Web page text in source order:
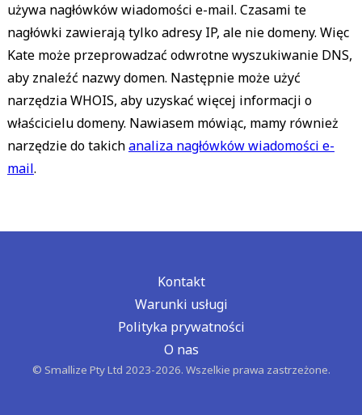
używa nagłówków wiadomości e-mail. Czasami te
nagłówki zawierają tylko adresy IP, ale nie domeny. Więc
Kate może przeprowadzać odwrotne wyszukiwanie DNS,
aby znaleźć nazwy domen. Następnie może użyć
narzędzia WHOIS, aby uzyskać więcej informacji o
właścicielu domeny. Nawiasem mówiąc, mamy również
narzędzie do takichanaliza nagłówków wiadomości e-
mail.
Kontakt
Warunki usługi
Polityka prywatności
O nas
© Smallize Pty Ltd 2023-2026. Wszelkie prawa zastrzeżone.